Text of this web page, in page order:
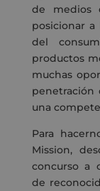
de medios
posicionar a
del
productos
muchas
penetración
una
Para
Mission,
concurso a
de